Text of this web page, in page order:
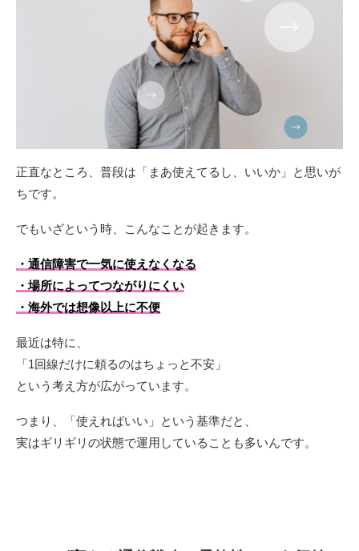
正直なところ、普段は「まあ使えてるし、いいか」と思いが
ちです。
でもいざという時、こんなことが起きます。
・通信障害で一気に使えなくなる
・場所によってつながりにくい
・海外では想像以上に不便
最近は特に、
「1回線だけに頼るのはちょっと不安」
という考え方が広がっています。
つまり、「使えればいい」という基準だと、
実はギリギリの状態で運用していることも多いんです。